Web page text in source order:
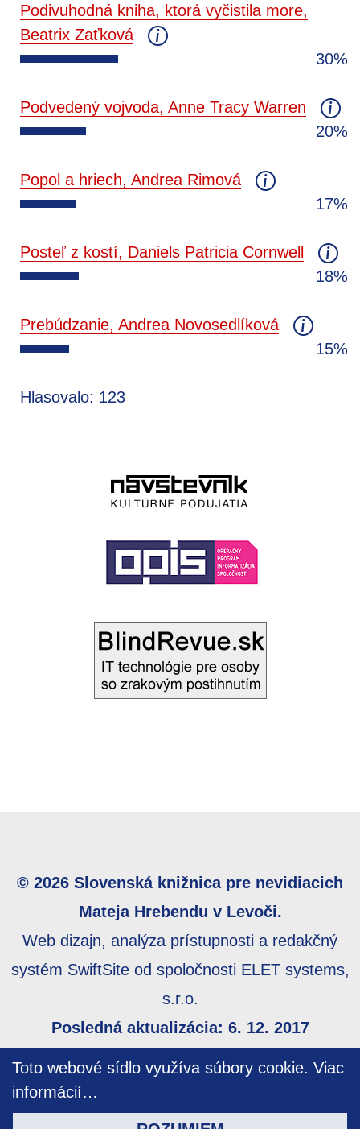
Toto webové sídlo využíva súbory cookie. Viac
informácií…
Podivuhodná kniha, ktorá vyčistila more,
Beatrix Zaťková
30%
Podvedený vojvoda, Anne Tracy Warren
20%
Popol a hriech, Andrea Rimová
17%
Posteľ z kostí, Daniels Patricia Cornwell
18%
Prebúdzanie, Andrea Novosedlíková
15%
Hlasovalo: 123
© 2026 Slovenská knižnica pre nevidiacich
Mateja Hrebendu v Levoči.
Web dizajn, analýza prístupnosti a redakčný
systém SwiftSite od spoločnosti ELET systems,
s.r.o.
Posledná aktualizácia: 6. 12. 2017
prístupnosti